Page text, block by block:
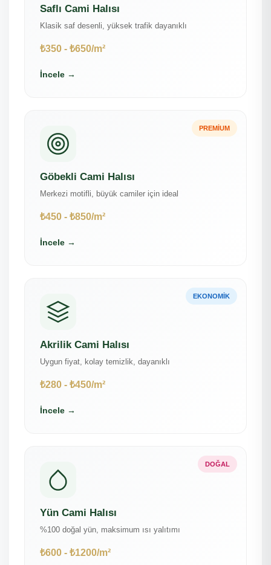
Saflı Cami Halısı
Klasik saf desenli, yüksek trafik dayanıklı
₺350 - ₺650/m²
İncele →
PREMIUM
Göbekli Cami Halısı
Merkezi motifli, büyük camiler için ideal
₺450 - ₺850/m²
İncele →
EKONOMIK
Akrilik Cami Halısı
Uygun fiyat, kolay temizlik, dayanıklı
₺280 - ₺450/m²
İncele →
DOĞAL
Yün Cami Halısı
%100 doğal yün, maksimum ısı yalıtımı
₺600 - ₺1200/m²